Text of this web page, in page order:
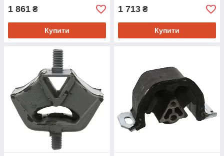
1 861 ₴
Купити
1 713 ₴
Купити